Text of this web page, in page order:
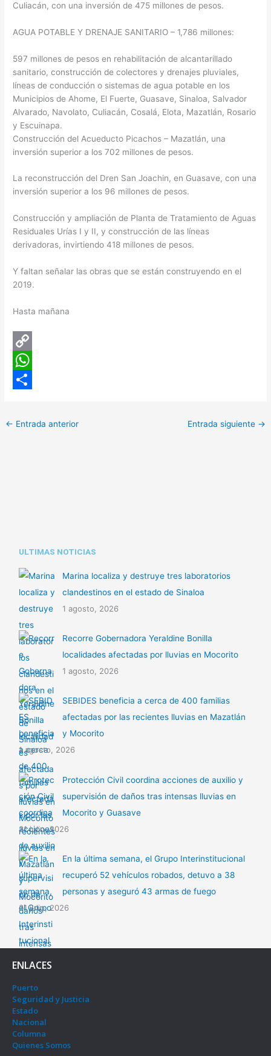
Culiacán, con una inversión de 475 millones de pesos.
AGUA POTABLE Y DRENAJE SANITARIO – 1,786 millones:
597 millones de pesos en rehabilitación de alcantarillado
sanitario, construcción de colectores y drenajes pluviales,
líneas de conducción o sistemas de agua potable en los
Municipios de Ahome, El Fuerte, Guasave, Sinaloa, Salvador
Alvarado, Navolato, Culiacán, Cosalá, Elota, Mazatlán, Rosario
y Escuinapa.
Construcción del Acueducto Picachos – Mazatlán, una
inversión superior a los 702 millones de pesos.
La reconstrucción del Dren San Joachin, en Guasave, con una
inversión superior a los 96 millones de pesos.
Construcción y ampliación de Planta de Tratamiento de Aguas
Residuales Urías I y II, y construcción de las líneas
derivadoras, invirtiendo 418 millones de pesos.
Y faltan señalar las obras que se están construyendo en el
2019.
Hasta mañana
C
oW
← Entrada anterior Entrada siguiente →
ULTIMAS NOTICIAS
Marina localiza y destruye tres laboratorios
clandestinos en el estado de Sinaloa
1 agosto, 2026
Recorre Gobernadora Yeraldine Bonilla
localidades afectadas por lluvias en Mocorito
1 agosto, 2026
SEBIDES beneficia a cerca de 400 familias
afectadas por las recientes lluvias en Mazatlán
y Mocorito
1 agosto, 2026
Protección Civil coordina acciones de auxilio y
supervisión de daños tras intensas lluvias en
Mocorito y Guasave
31 julio, 2026
En la última semana, el Grupo Interinstitucional
recuperó 52 vehículos robados, detuvo a 38
personas y aseguró 43 armas de fuego
31 julio, 2026
ENLACES
Puerto
Seguridad y Justicia
Estado
Nacional
Columna
Quienes Somos